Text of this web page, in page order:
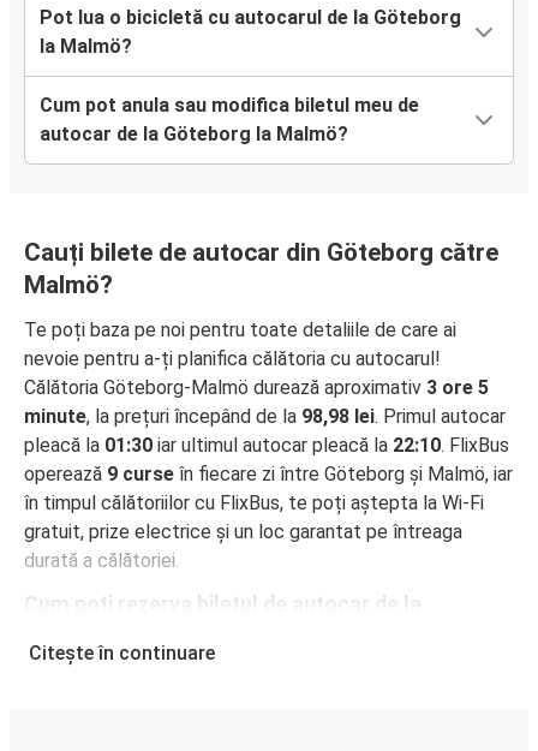
Pot lua o bicicletă cu autocarul de la Göteborg
la Malmö?
Cum pot anula sau modifica biletul meu de
autocar de la Göteborg la Malmö?
Cauți bilete de autocar din Göteborg către
Malmö?
Te poți baza pe noi pentru toate detaliile de care ai
nevoie pentru a-ți planifica călătoria cu autocarul!
Călătoria Göteborg-Malmö durează aproximativ 3 ore 5
minute, la prețuri începând de la 98,98 lei. Primul autocar
pleacă la 01:30 iar ultimul autocar pleacă la 22:10. FlixBus
operează 9 curse în fiecare zi între Göteborg și Malmö, iar
în timpul călătoriilor cu FlixBus, te poți aștepta la Wi-Fi
gratuit, prize electrice și un loc garantat pe întreaga
durată a călătoriei.
Cum poți rezerva biletul de autocar de la
Citește în continuare